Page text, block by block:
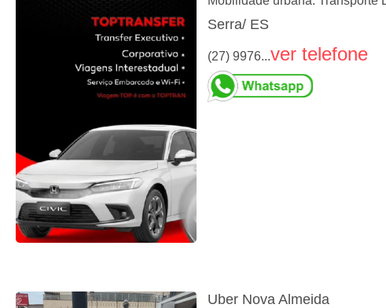
Serra/ ES
(27) 9976...ver telefone
Uber Nova Almeida